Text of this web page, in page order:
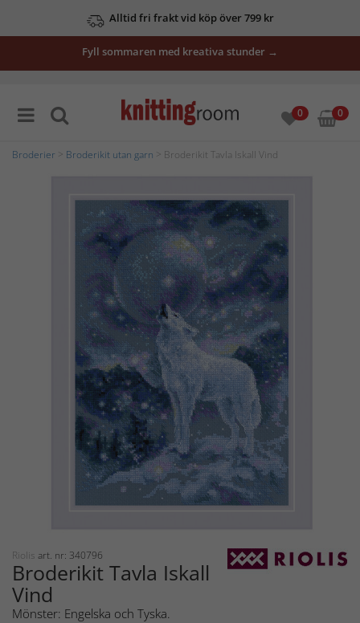
Alltid fri frakt vid köp över 799 kr
Fyll sommaren med kreativa stunder →
0 0
Broderier Broderikit utan garn > Broderikit Tavla Iskall Vind
Riolis art. nr: 340796
Broderikit Tavla Iskall
Vind
Mönster: Engelska och Tyska.